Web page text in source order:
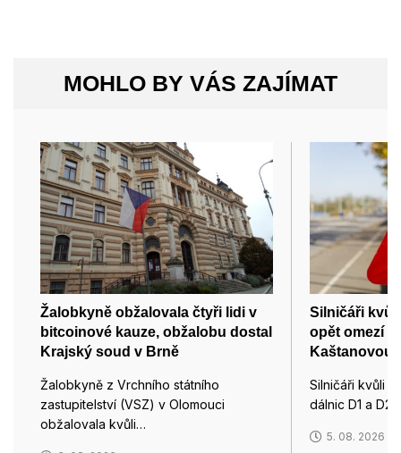
MOHLO BY VÁS ZAJÍMAT
Žalobkyně obžalovala čtyři lidi v
bitcoinové kauze, obžalobu dostal
Krajský soud v Brně
Žalobkyně z Vrchního státního
zastupitelství (VSZ) v Olomouci
obžalovala kvůli…
Silničáři
opět omezí
Kaštanovou
Silničáři kvůli
dálnic D1 a D2…
5. 08. 2026